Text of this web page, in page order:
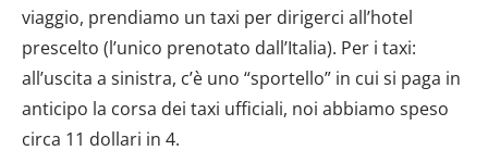
viaggio, prendiamo un taxi per dirigerci all’hotel
prescelto (l’unico prenotato dall’Italia). Per i taxi:
all’uscita a sinistra, c’è uno “sportello” in cui si paga in
anticipo la corsa dei taxi ufficiali, noi abbiamo speso
circa 11 dollari in 4.